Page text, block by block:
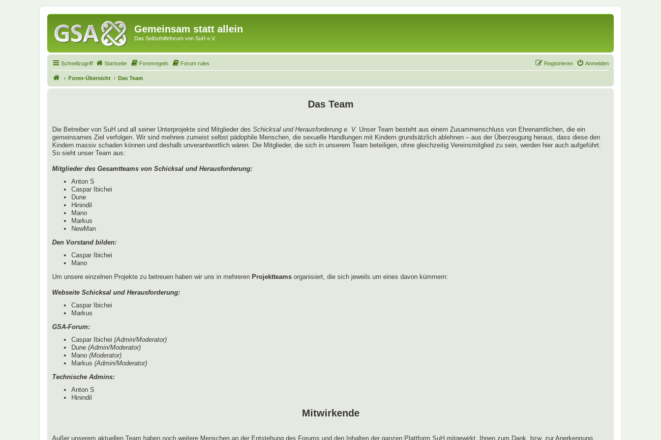
Gemeinsam statt allein
Das Selbsthilfeforum von SuH e.V.
Schnellzugriff Startseite Forenregeln Forum rules Anmelden
Registrieren
Foren-Übersicht Das Team
Das Team
Die Betreiber von SuH und all seiner Unterprojekte sind Mitglieder des Schicksal und Herausforderung e. V. Unser Team besteht aus einem Zusammenschluss von Ehrenamtlichen, die ein
gemeinsames Ziel verfolgen. Wir sind mehrere zumeist selbst pädophile Menschen, die sexuelle Handlungen mit Kindern grundsätzlich ablehnen – aus der Überzeugung heraus, dass diese den
Kindern massiv schaden können und deshalb unverantwortlich wären. Die Mitglieder, die sich in unserem Team beteiligen, ohne gleichzeitig Vereinsmitglied zu sein, werden hier auch aufgeführt.
So sieht unser Team aus:
Mitglieder des Gesamtteams von Schicksal und Herausforderung:
Anton S
Caspar Ibichei
Dune
Hinindil
Mano
Markus
NewMan
Den Vorstand bilden:
Caspar Ibichei
Mano
Um unsere einzelnen Projekte zu betreuen haben wir uns in mehreren Projektteams organisiert, die sich jeweils um eines davon kümmern:
Webseite Schicksal und Herausforderung:
Caspar Ibichei
Markus
GSA-Forum:
Caspar Ibichei (Admin/Moderator)
Dune (Admin/Moderator)
Mano (Moderator)
Markus (Admin/Moderator)
Technische Admins:
Anton S
Hinindil
Mitwirkende
Außer unserem aktuellen Team haben noch weitere Menschen an der Entstehung des Forums und den Inhalten der ganzen Plattform SuH mitgewirkt. Ihnen zum Dank, bzw. zur Anerkennung,